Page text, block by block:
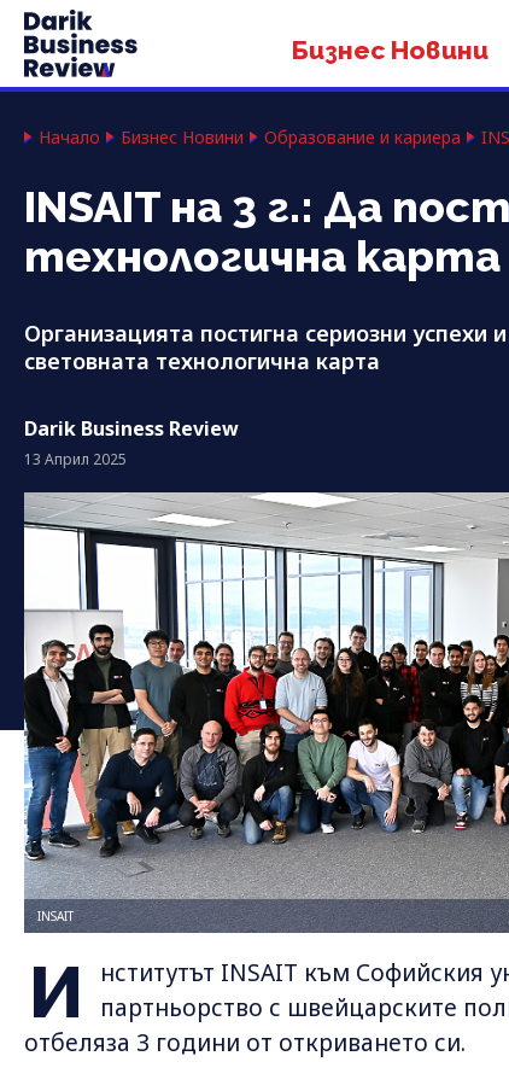
Бизнес Новини
Начало Бизнес Новини Образование и кариера
INSAIT на 3 г.: Да
технологична карта
Организацията постигна сериозни успехи
световната технологична карта
Darik Business Review
13 Април 2025
INSAIT
И
нститутът INSAIT към Софийския
партньорство с швейцарските
отбеляза 3 години от откриването си.